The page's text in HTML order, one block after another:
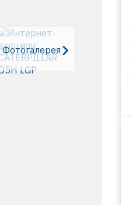
Фотогалерея